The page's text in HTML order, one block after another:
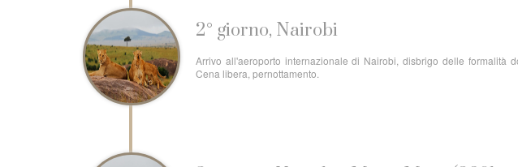
2° giorno, Nairobi
Arrivo all'aeroporto internazionale di Nairobi, disbrigo delle formalità
Cena libera, pernottamento.